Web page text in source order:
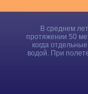
В среднем
протяжении 50
когда
водой. При